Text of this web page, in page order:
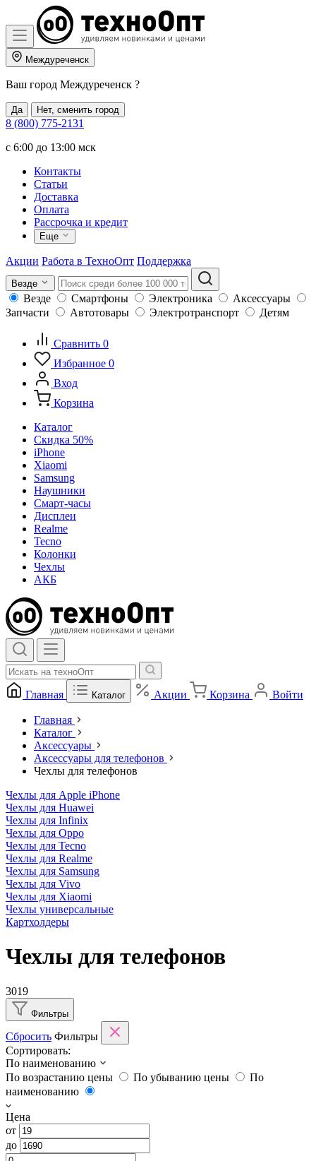
Междуреченск
Ваш город Междуреченск ?
Да Нет, сменить город
8 (800) 775-2131
c 6:00 до 13:00 мск
Контакты
Статьи
Доставка
Оплата
Рассрочка и кредит
Еще
Акции Работа в ТехноОпт Поддержка
Везде
Везде Смартфоны Электроника
Аксессуары
Запчасти
Автотовары Электротранспорт Детям
Сравнить 0
Избранное 0
Вход
Корзина
Каталог
Скидка 50%
iPhone
Xiaomi
Samsung
Наушники
Смарт-часы
Дисплеи
Realme
Tecno
Колонки
Чехлы
АКБ
Главная Каталог Акции Корзина Войти
Главная
Каталог
Аксессуары
Аксессуары для телефонов
Чехлы для телефонов
Чехлы для Apple iPhone
Чехлы для Huawei
Чехлы для Infinix
Чехлы для Oppo
Чехлы для Tecno
Чехлы для Realme
Чехлы для Samsung
Чехлы для Vivo
Чехлы для Xiaomi
Чехлы универсальные
Картхолдеры
Чехлы для телефонов
3019
Фильтры
Сбросить Фильтры
Сортировать:
По наименованию
По возрастанию цены
По убыванию цены
По
наименованию
Цена
от
до